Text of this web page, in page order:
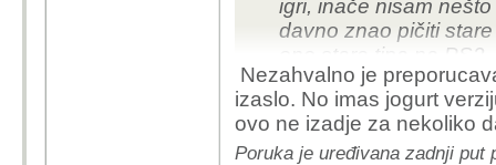
igri, inače nisam
davno znao pičiti
ono stare tipa na PS2
dosta mi zanimljivo
kroz Japan i
preporučili ovo?
Nezahvalno je
izaslo. No imas jogurt
ovo ne izadje za nekoliko
Poruka je uređivana zadnji put